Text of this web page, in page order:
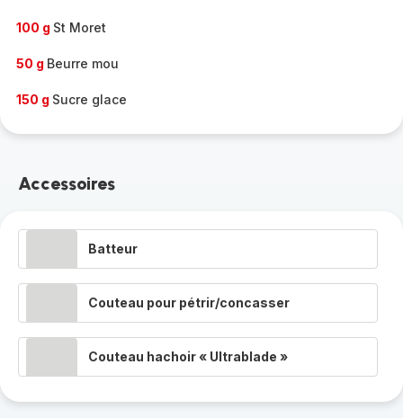
100 g St Moret
50 g Beurre mou
150 g Sucre glace
Accessoires
Batteur
Couteau pour pétrir/concasser
Couteau hachoir « Ultrablade »